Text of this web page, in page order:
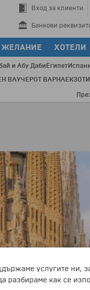
Вход за клиенти
Банкови
ЖЕЛАНИЕ ХОТЕЛИ
и Абу ДабиЕгипет
ВАУЧЕРОТ ВАРНА
През
услугите ни,
разбираме как се